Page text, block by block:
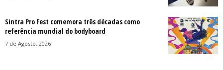
Sintra Pro Fest comemora três décadas como
referência mundial do bodyboard
7 de Agosto, 2026